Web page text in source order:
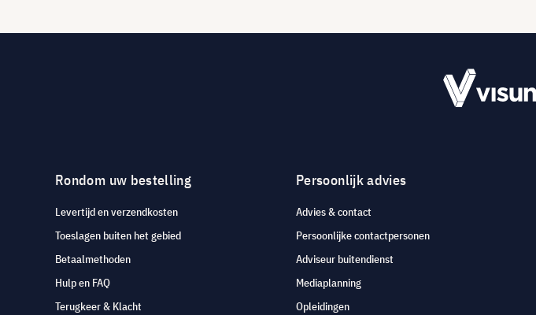
Rondom uw bestelling
Levertijd en verzendkosten
Toeslagen buiten het gebied
Betaalmethoden
Hulp en FAQ
Terugkeer & Klacht
Persoonlijk advies
Advies & contact
Persoonlijke contactpersonen
Adviseur buitendienst
Mediaplanning
Opleidingen